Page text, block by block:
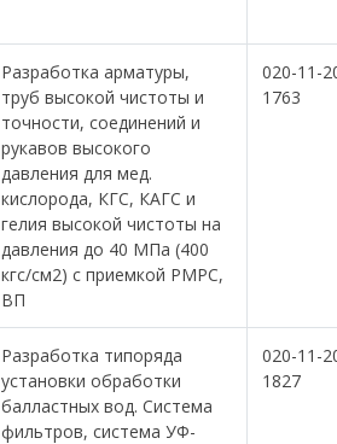
Разработка арматуры,
труб высокой чистоты и
точности, соединений и
рукавов высокого
давления для мед.
кислорода, КГС, КАГС и
гелия высокой чистоты на
давления до 40 МПа (400
кгс/см2) с приемкой РМРС,
ВП
020-11-
1763
Разработка типоряда
установки обработки
балластных вод. Система
фильтров, система УФ-
020-11-
1827